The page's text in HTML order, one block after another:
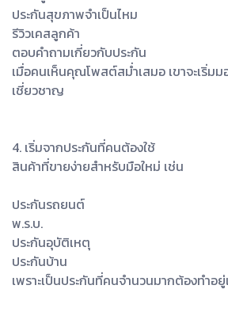
ประกันสุขภาพจำเป็นไหม
รีวิวเคสลูกค้า
ตอบคำถามเกี่ยวกับประกัน
เมื่อคนเห็นคุณโพสต์สม่ำเสมอ เขาจะเริ่ม
เชี่ยวชาญ
4. เริ่มจากประกันที่คนต้องใช้
สินค้าที่ขายง่ายสำหรับมือใหม่ เช่น
ประกันรถยนต์
พ.ร.บ.
ประกันอุบัติเหตุ
ประกันบ้าน
เพราะเป็นประกันที่คนจำนวนมากต้องทำอ